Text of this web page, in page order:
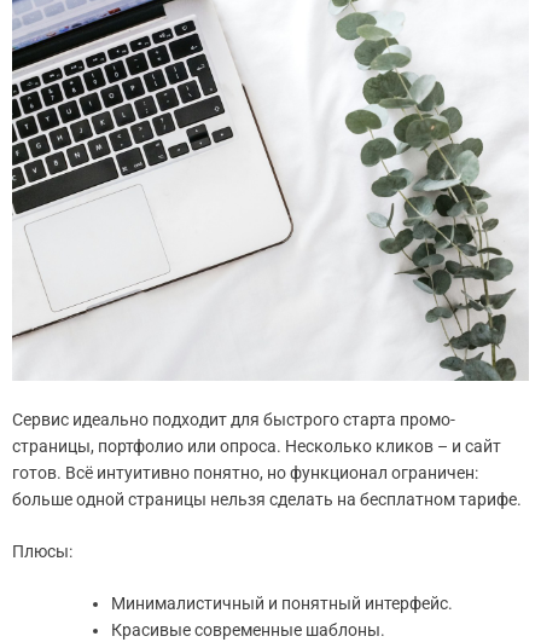
Сервис идеально подходит для быстрого старта промо-
страницы, портфолио или опроса. Несколько кликов – и сайт
готов. Всё интуитивно понятно, но функционал ограничен:
больше одной страницы нельзя сделать на бесплатном тарифе.
Плюсы:
Минималистичный и понятный интерфейс.
Красивые современные шаблоны.